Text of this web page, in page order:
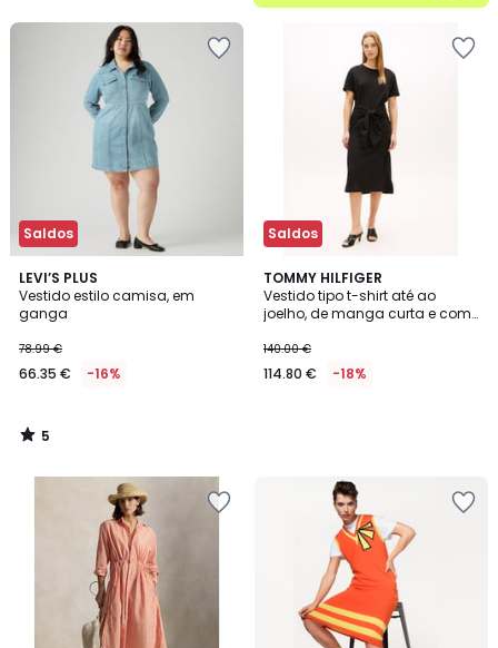
Saldos
LEVI’S PLUS
Vestido estilo camisa, em
ganga
78.99 €
66.35 € -16%
5
/
5
5
/
Saldos
TOMMY HILFIGER
Vestido tipo t-shirt até ao
joelho, de manga curta e com
140.00 €
114.80 € -18%